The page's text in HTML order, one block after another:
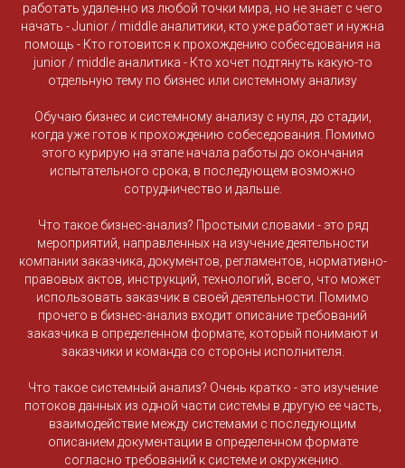
работать удаленно из любой точки мира, но не знает с чего
начать - Junior / middle аналитики, кто уже работает и нужна
помощь - Кто готовится к прохождению собеседования на
junior / middle аналитика - Кто хочет подтянуть какую-то
отдельную тему по бизнес или системному анализу
Обучаю бизнес и системному анализу с нуля, до стадии,
когда уже готов к прохождению собеседования. Помимо
этого курирую на этапе начала работы до окончания
испытательного срока, в последующем возможно
сотрудничество и дальше.
Что такое бизнес-анализ? Простыми словами - это ряд
мероприятий, направленных на изучение деятельности
компании заказчика, документов, регламентов, нормативно-
правовых актов, инструкций, технологий, всего, что может
использовать заказчик в своей деятельности. Помимо
прочего в бизнес-анализ входит описание требований
заказчика в определенном формате, который понимают и
заказчики и команда со стороны исполнителя.
Что такое системный анализ? Очень кратко - это изучение
потоков данных из одной части системы в другую ее часть,
взаимодействие между системами с последующим
описанием документации в определенном формате
согласно требований к системе и окружению.